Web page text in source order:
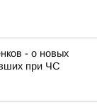
- о новых
при ЧС